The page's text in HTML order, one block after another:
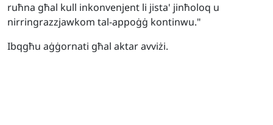
ruħna għal kull inkonvenjent li jista' jinħoloq u
nirringrazzjawkom tal-appoġġ kontinwu."
Ibqgħu aġġornati għal aktar avviżi.